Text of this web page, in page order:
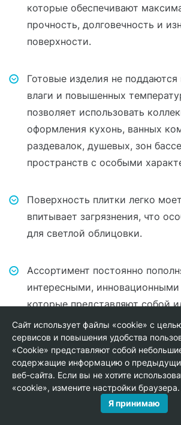
которые обеспечивают
прочность, долговечность и
поверхности.
Готовые изделия не
влаги и повышенных
позволяет использовать
оформления кухонь, ванных
раздевалок, душевых, зон
пространств с особыми
Поверхность плитки легко
впитывает загрязнения, что
для светлой облицовки.
Ассортимент постоянно
интересными,
которые представляют собой
сочетание итальянской
современных дизайнерских
При использовании макси-
рекомендуется отдавать
с ректифицированной кромкой,
Сайт использует файлы «cookie» с
сервисов и повышения удобства
«Cookie» представляют собой
содержащие информацию о
веб-сайта. Если вы не хотите
«cookie», измените настройки браузера.
Я принимаю